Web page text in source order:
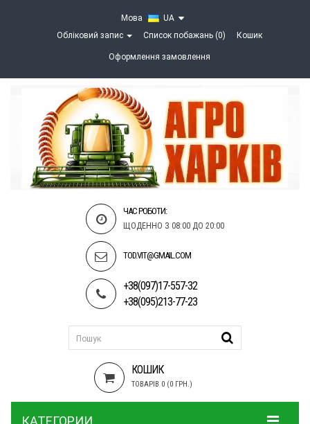
Мова
UA
Обліковий запис
Список побажань (0) Кошик
Оформлення замовлення
ЧАС РОБОТИ:
ЩОДЕННО З 08:00 ДО 20:00
TOD.VIT@GMAIL.COM
+38(097)17-557-32
+38(095)213-77-23
КОШИК
ТОВАРІВ 0 (0 ГРН.)